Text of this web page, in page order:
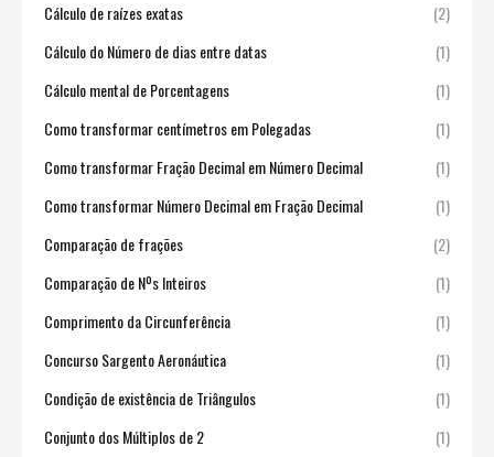
Cálculo de raízes exatas
(2)
Cálculo do Número de dias entre datas
(1)
Cálculo mental de Porcentagens
(1)
Como transformar centímetros em Polegadas
(1)
Como transformar Fração Decimal em Número Decimal
(1)
Como transformar Número Decimal em Fração Decimal
(1)
Comparação de frações
(2)
Comparação de Nºs Inteiros
(1)
Comprimento da Circunferência
(1)
Concurso Sargento Aeronáutica
(1)
Condição de existência de Triângulos
(1)
Conjunto dos Múltiplos de 2
(1)